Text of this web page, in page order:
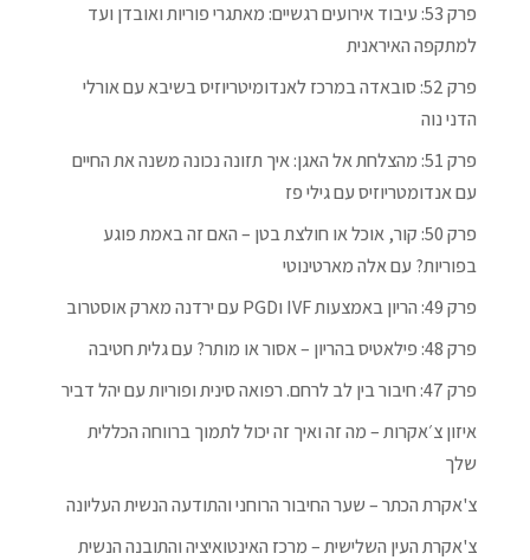
פרק 53: עיבוד אירועים רגשיים: מאתגרי פוריות ואובדן ועד
למתקפה האיראנית
פרק 52: סובאדה במרכז לאנדומיטריוזיס בשיבא עם אורלי
הדני נוה
פרק 51: מהצלחת אל האגן: איך תזונה נכונה משנה את החיים
עם אנדומטריוזיס עם גילי פז
פרק 50: קור, אוכל או חולצת בטן – האם זה באמת פוגע
בפוריות? עם אלה מארטינוטי
פרק 49: הריון באמצעות IVF וPGD עם ירדנה מארק אוסטרוב
פרק 48: פילאטיס בהריון – אסור או מותר? עם גלית חטיבה
פרק 47: חיבור בין לב לרחם. רפואה סינית ופוריות עם יהל דביר
איזון צ׳אקרות – מה זה ואיך זה יכול לתמוך ברווחה הכללית
שלך
צ'אקרת הכתר – שער החיבור הרוחני והתודעה הנשית העליונה
צ'אקרת העין השלישית – מרכז האינטואיציה והתובנה הנשית